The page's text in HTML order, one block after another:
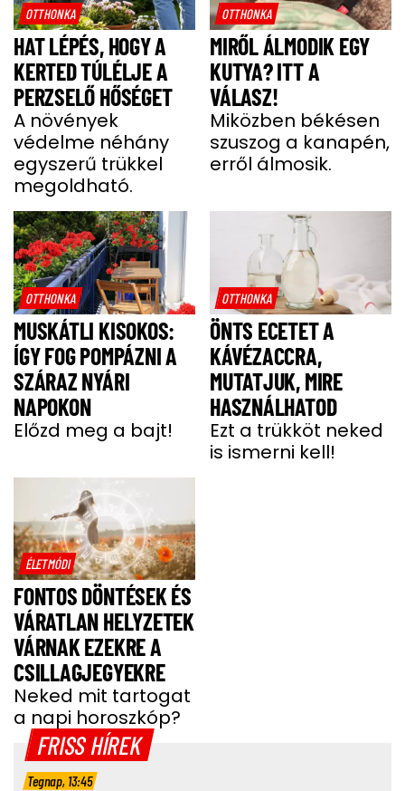
OTTHONKA
HAT LÉPÉS, HOGY A
KERTED TÚLÉLJE A
PERZSELŐ HŐSÉGET
A növények
védelme néhány
egyszerű trükkel
megoldható.
OTTHONKA
MIRŐL ÁLMODIK EGY
KUTYA? ITT A
VÁLASZ!
Miközben békésen
szuszog a kanapén,
erről álmosik.
OTTHONKA
MUSKÁTLI KISOKOS:
ÍGY FOG POMPÁZNI A
SZÁRAZ NYÁRI
NAPOKON
Előzd meg a bajt!
OTTHONKA
ÖNTS ECETET A
KÁVÉZACCRA,
MUTATJUK, MIRE
HASZNÁLHATOD
Ezt a trükköt neked
is ismerni kell!
ÉLETMÓDI
FONTOS DÖNTÉSEK ÉS
VÁRATLAN HELYZETEK
VÁRNAK EZEKRE A
CSILLAGJEGYEKRE
Neked mit tartogat
a napi horoszkóp?
FRISS HÍREK
Tegnap, 13:45